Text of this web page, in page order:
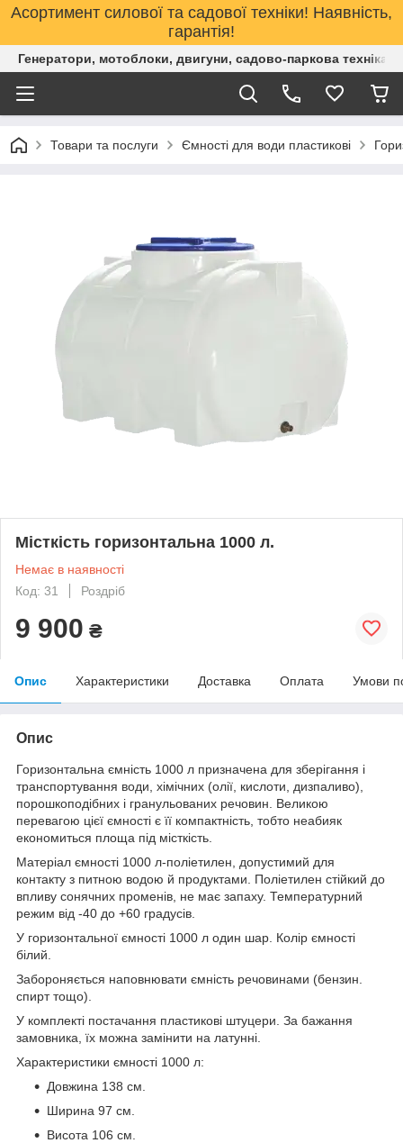
Асортимент силової та садової техніки! Наявність,
гарантія!
Генератори, мотоблоки, двигуни, садово-паркова техніка.
Товари та послуги Ємності для води пластикові
Місткість горизонтальна 1000 л.
Немає в наявності
Код: 31
Роздріб
9 900 ₴
Опис Характеристики Доставка Оплата Умови
Опис
Горизонтальна ємність 1000 л призначена для зберігання і
транспортування води, хімічних (олії, кислоти, дизпаливо),
порошкоподібних і гранульованих речовин. Великою
перевагою цієї ємності є її компактність, тобто неабияк
економиться площа під місткість.
Матеріал ємності 1000 л-поліетилен, допустимий для
контакту з питною водою й продуктами. Поліетилен стійкий до
впливу сонячних променів, не має запаху. Температурний
режим від -40 до +60 градусів.
У горизонтальної ємності 1000 л один шар. Колір ємності
білий.
Забороняється наповнювати ємність речовинами (бензин.
спирт тощо).
У комплекті постачання пластикові штуцери. За бажання
замовника, їх можна замінити на латунні.
Характеристики ємності 1000 л:
Довжина 138 см.
Ширина 97 см.
Висота 106 см.